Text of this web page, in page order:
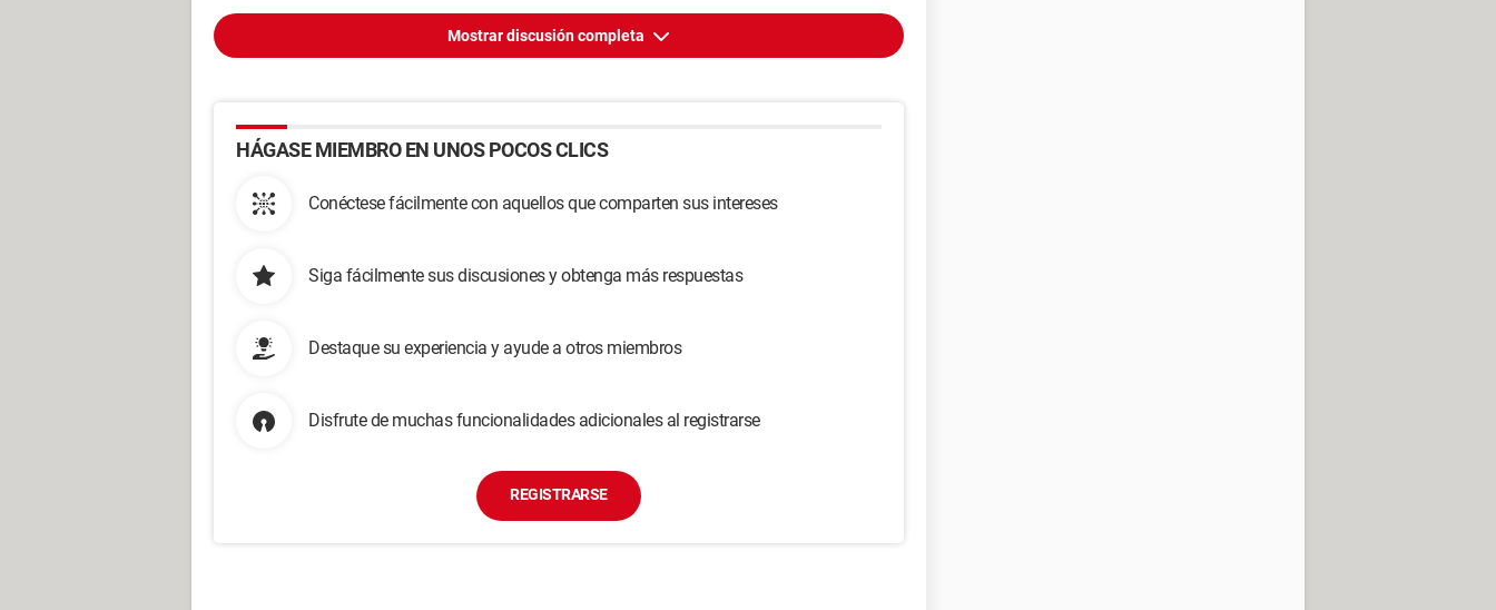
Mostrar discusión completa
HÁGASE MIEMBRO EN UNOS POCOS CLICS
Conéctese fácilmente con aquellos que comparten sus intereses
Siga fácilmente sus discusiones y obtenga más respuestas
Destaque su experiencia y ayude a otros miembros
Disfrute de muchas funcionalidades adicionales al registrarse
REGISTRARSE